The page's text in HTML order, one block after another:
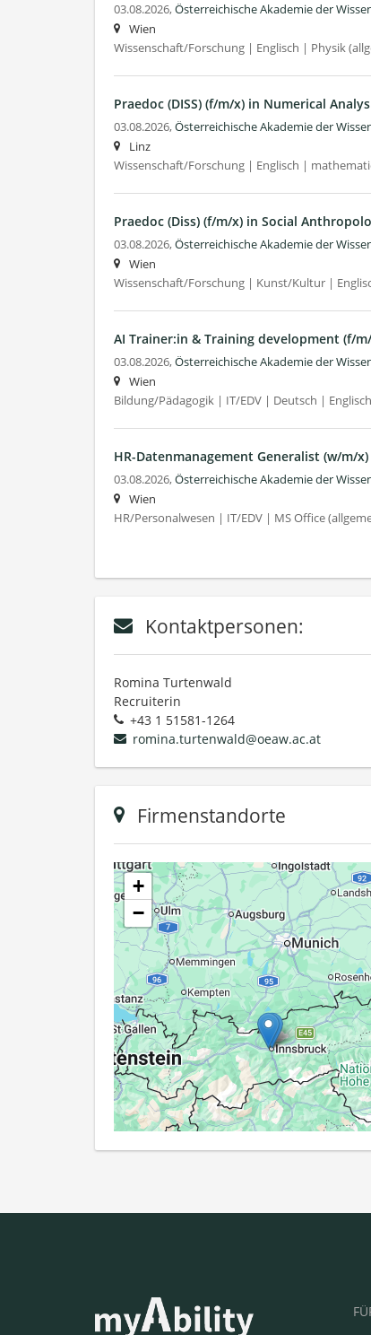
03.08.2026,Österreichische Akademie der
Wien
Wissenschaft/Forschung | Englisch | Physik
Praedoc (DISS) (f/m/x) in Numerical
03.08.2026,Österreichische Akademie der
Linz
Wissenschaft/Forschung | Englisch |
Praedoc (Diss) (f/m/x) in Social
03.08.2026,Österreichische Akademie der
Wien
Wissenschaft/Forschung | Kunst/Kultur |
AI Trainer:in & Training development (f/m/
03.08.2026,Österreichische Akademie der
Wien
Bildung/Pädagogik | IT/EDV | Deutsch |
HR-Datenmanagement Generalist (w/m/x)
03.08.2026,Österreichische Akademie der
Wien
HR/Personalwesen | IT/EDV | MS Office
Kontaktpersonen:
Romina Turtenwald
Recruiterin
+43 1 51581-1264
romina.turtenwald@oeaw.ac.at
Firmenstandorte
+
−